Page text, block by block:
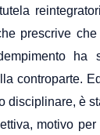
prescrive
ha
controparte.
disciplinare, è
motivo